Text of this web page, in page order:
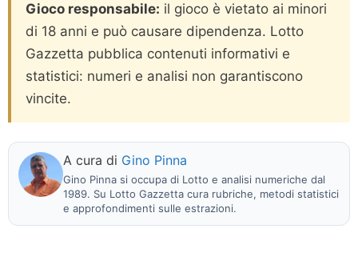
Gioco responsabile: il gioco è vietato ai minori
di 18 anni e può causare dipendenza. Lotto
Gazzetta pubblica contenuti informativi e
statistici: numeri e analisi non garantiscono
vincite.
A cura di Gino Pinna
Gino Pinna si occupa di Lotto e analisi numeriche dal
1989. Su Lotto Gazzetta cura rubriche, metodi statistici
e approfondimenti sulle estrazioni.